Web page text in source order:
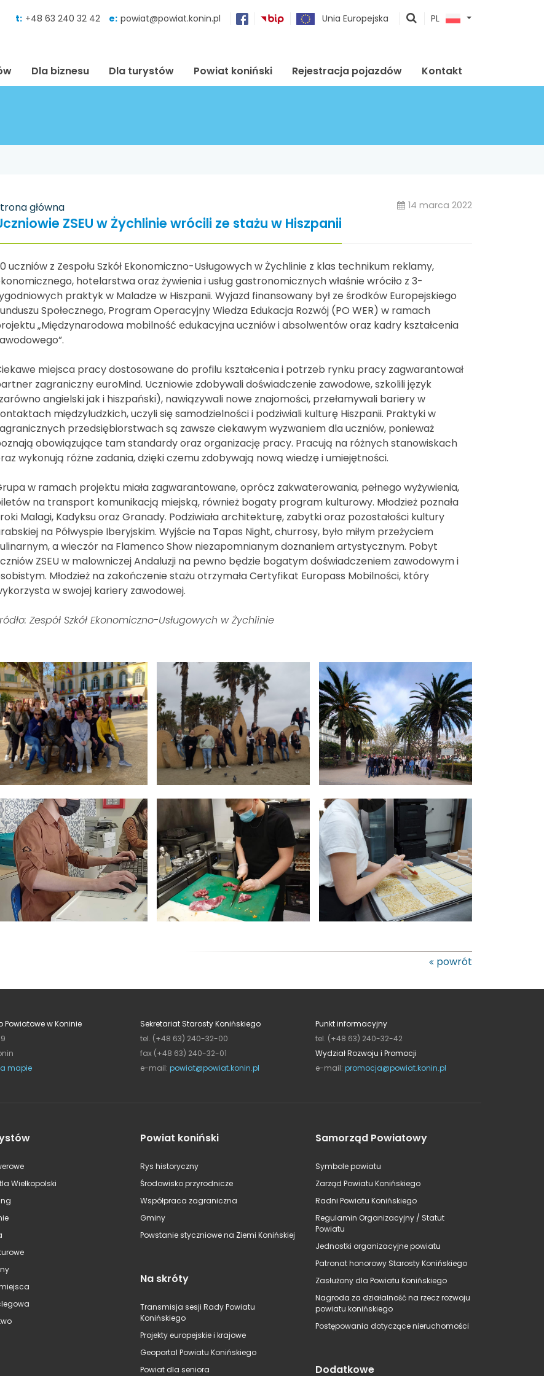
t: +48 63 240 32 42 e: powiat@powiat.konin.pl Unia Europejska
pokaż
PL
Dla biznesu Dla turystów Powiat koniński Rejestracja pojazdów Kontakt
główna 14 marca 2022
ZSEU w Żychlinie wrócili ze stażu w Hiszpanii
uczniów z Zespołu Szkół Ekonomiczno-Usługowych w Żychlinie z klas technikum reklamy,
hotelarstwa oraz żywienia i usług gastronomicznych właśnie wróciło z 3-
praktyk w Maladze w Hiszpanii. Wyjazd finansowany był ze środków Europejskiego
Społecznego, Program Operacyjny Wiedza Edukacja Rozwój (PO WER) w ramach
„Międzynarodowa mobilność edukacyjna uczniów i absolwentów oraz kadry kształcenia
miejsca pracy dostosowane do profilu kształcenia i potrzeb rynku pracy zagwarantował
zagraniczny euroMind. Uczniowie zdobywali doświadczenie zawodowe, szkolili język
angielski jak i hiszpański), nawiązywali nowe znajomości, przełamywali bariery w
międzyludzkich, uczyli się samodzielności i podziwiali kulturę Hiszpanii. Praktyki w
przedsiębiorstwach są zawsze ciekawym wyzwaniem dla uczniów, ponieważ
obowiązujące tam standardy oraz organizację pracy. Pracują na różnych stanowiskach
wykonują różne zadania, dzięki czemu zdobywają nową wiedzę i umiejętności.
w ramach projektu miała zagwarantowane, oprócz zakwaterowania, pełnego wyżywienia,
na transport komunikacją miejską, również bogaty program kulturowy. Młodzież poznała
Malagi, Kadyksu oraz Granady. Podziwiała architekturę, zabytki oraz pozostałości kultury
na Półwyspie Iberyjskim. Wyjście na Tapas Night, churrosy, było miłym przeżyciem
a wieczór na Flamenco Show niezapomnianym doznaniem artystycznym. Pobyt
ZSEU w malowniczej Andaluzji na pewno będzie bogatym doświadczeniem zawodowym i
Młodzież na zakończenie stażu otrzymała Certyfikat Europass Mobilności, który
w swojej kariery zawodowej.
Zespół Szkół Ekonomiczno-Usługowych w Żychlinie
powrót
Powiatowe w Koninie
mapie
Sekretariat Starosty Konińskiego
tel. (+48 63) 240-32-00
fax (+48 63) 240-32-01
e-mail: powiat@powiat.konin.pl
Punkt informacyjny
tel. (+48 63) 240-32-42
Wydział Rozwoju i Promocji
e-mail: promocja@powiat.konin.pl
Wielkopolski
Powiat koniński
Rys historyczny
Środowisko przyrodnicze
Współpraca zagraniczna
Gminy
Powstanie styczniowe na Ziemi Konińskiej
Na skróty
Transmisja sesji Rady Powiatu
Konińskiego
Projekty europejskie i krajowe
Geoportal Powiatu Konińskiego
Powiat dla seniora
Samorząd Powiatowy
Symbole powiatu
Zarząd Powiatu Konińskiego
Radni Powiatu Konińskiego
Regulamin Organizacyjny / Statut
Powiatu
Jednostki organizacyjne powiatu
Patronat honorowy Starosty Konińskiego
Zasłużony dla Powiatu Konińskiego
Nagroda za działalność na rzecz rozwoju
powiatu konińskiego
Postępowania dotyczące nieruchomości
Dodatkowe